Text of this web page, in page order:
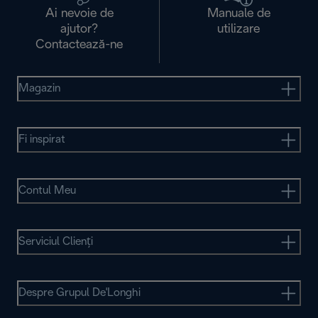
Ai nevoie de
ajutor?
Contactează-ne
Manuale de
utilizare
Magazin
Fi inspirat
Contul Meu
Serviciul Clienţi
Despre Grupul De'Longhi